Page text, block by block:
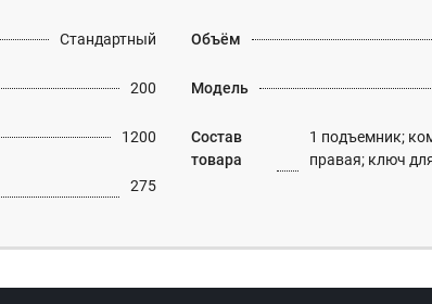
Стандартный
200
1200
275
Объём
Модель
Состав
товара
1 подъемник;
правая; ключ